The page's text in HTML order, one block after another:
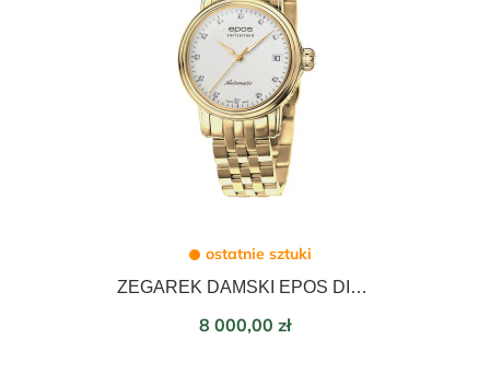
ostatnie sztuki
ZEGAREK DAMSKI EPOS DIAMOND AUTOMATIC 34mm 4390.152.22.88.32
Cena
8 000,00 zł